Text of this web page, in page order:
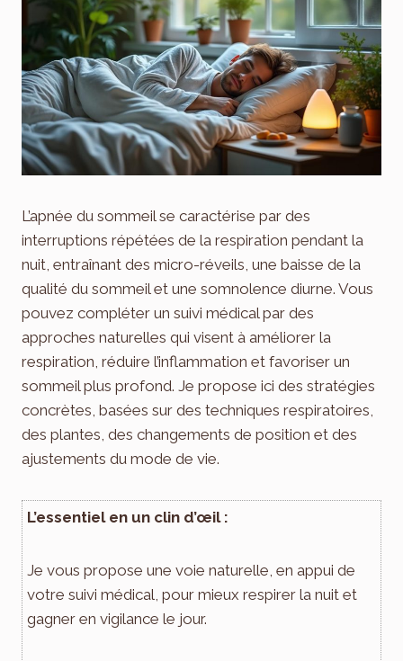
L’apnée du sommeil se caractérise par des
interruptions répétées de la respiration pendant la
nuit, entraînant des micro-réveils, une baisse de la
qualité du sommeil et une somnolence diurne. Vous
pouvez compléter un suivi médical par des
approches naturelles qui visent à améliorer la
respiration, réduire l’inflammation et favoriser un
sommeil plus profond. Je propose ici des stratégies
concrètes, basées sur des techniques respiratoires,
des plantes, des changements de position et des
ajustements du mode de vie.
L’essentiel en un clin d’œil :
Je vous propose une voie naturelle, en appui de
votre suivi médical, pour mieux respirer la nuit et
gagner en vigilance le jour.